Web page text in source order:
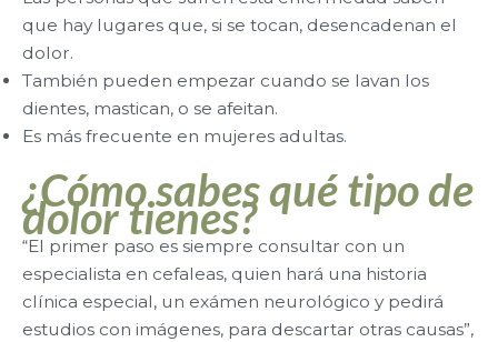
que hay lugares que, si se tocan, desencadenan el
dolor.
También pueden empezar cuando se lavan los
dientes, mastican, o se afeitan.
Es más frecuente en mujeres adultas.
¿Cómo sabes qué tipo de
dolor tienes?
“El primer paso es siempre consultar con un
especialista en cefaleas, quien hará una historia
clínica especial, un exámen neurológico y pedirá
estudios con imágenes, para descartar otras causas”,